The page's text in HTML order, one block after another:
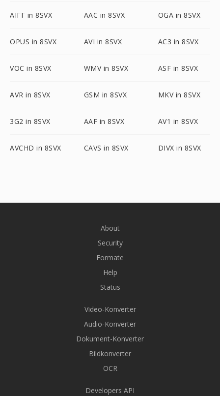
AIFF in 8SVX AAC in 8SVX OGA in 8SVX
OPUS in 8SVX AVI in 8SVX AC3 in 8SVX
VOC in 8SVX WMV in 8SVX ASF in 8SVX
AVR in 8SVX GSM in 8SVX MKV in 8SVX
3G2 in 8SVX AAF in 8SVX AV1 in 8SVX
AVCHD in 8SVX CAVS in 8SVX DIVX in 8SVX
About
Security
Formate
Help
Status
Video-Konverter
Audio-Konverter
Dokument-Konverter
Bildkonverter
OCR
Developers API